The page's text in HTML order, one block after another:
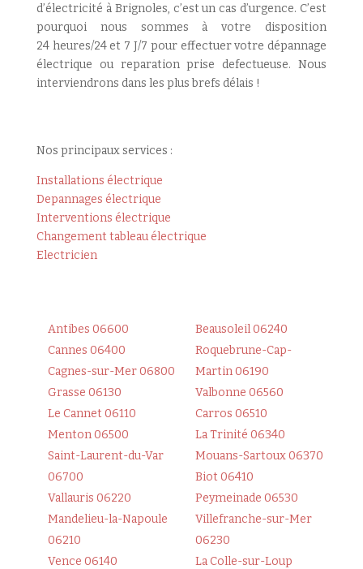
d’électricité à Brignoles, c’est un cas d’urgence. C’est
pourquoi nous sommes à votre disposition
24 heures/24 et 7 J/7 pour effectuer votre dépannage
électrique ou reparation prise defectueuse. Nous
interviendrons dans les plus brefs délais !
Nos principaux services :
Installations électrique
Depannages électrique
Interventions électrique
Changement tableau électrique
Electricien
Antibes 06600
Cannes 06400
Cagnes-sur-Mer 06800
Grasse 06130
Le Cannet 06110
Menton 06500
Saint-Laurent-du-Var
06700
Vallauris 06220
Mandelieu-la-Napoule
06210
Vence 06140
Beausoleil 06240
Roquebrune-Cap-
Martin 06190
Valbonne 06560
Carros 06510
La Trinité 06340
Mouans-Sartoux 06370
Biot 06410
Peymeinade 06530
Villefranche-sur-Mer
06230
La Colle-sur-Loup